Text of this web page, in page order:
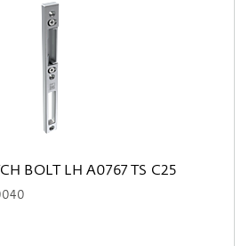
BOLT LH A0767 TS C25